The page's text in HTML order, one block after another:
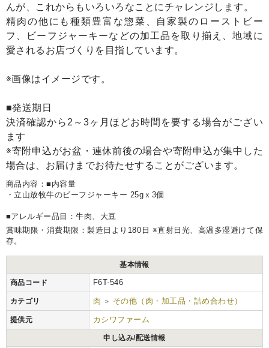
んが、これからもいろいろなことにチャレンジします。
精肉の他にも種類豊富な惣菜、自家製のローストビー
フ、ビーフジャーキーなどの加工品を取り揃え、地域に
愛されるお店づくりを目指しています。
※画像はイメージです。
■発送期日
決済確認から2～3ヶ月ほどお時間を要する場合がござい
ます
※寄附申込がお盆・連休前後の場合や寄附申込が集中した
場合は、お届けまでお待たせすることがございます。
商品内容：■内容量
・立山放牧牛のビーフジャーキー 25gｘ3個
■アレルギー品目：牛肉、大豆
賞味期限・消費期限：製造日より180日 ※直射日光、高温多湿避けて保
存。
基本情報
商品コード F6T-546
カテゴリ 肉 > その他（肉・加工品・詰め合わせ）
提供元 カシワファーム
申し込み/配送情報